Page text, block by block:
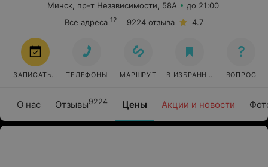
О нас Отзывы9224 Цены Акции и новости
Минск, пр-т Независимости, 58А
до 21:00
Все адреса 12 9224 отзыва 4.7
ЗАПИСАТЬСЯ ТЕЛЕФОНЫ МАРШРУТ В ИЗБРАННОЕ ВОПРОС